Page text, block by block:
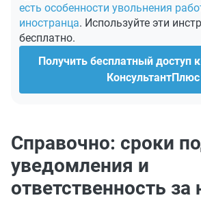
есть особенности увольнения
иностранца. Используйте эти
бесплатно.
Получить бесплатный доступ
КонсультантПлюс
Справочно: сроки
уведомления и
ответственность за